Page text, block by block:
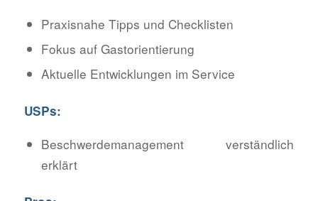
Praxisnahe Tipps und Checklisten
Fokus auf Gastorientierung
Aktuelle Entwicklungen im Service
USPs:
Beschwerdemanagement verständlich
erklärt